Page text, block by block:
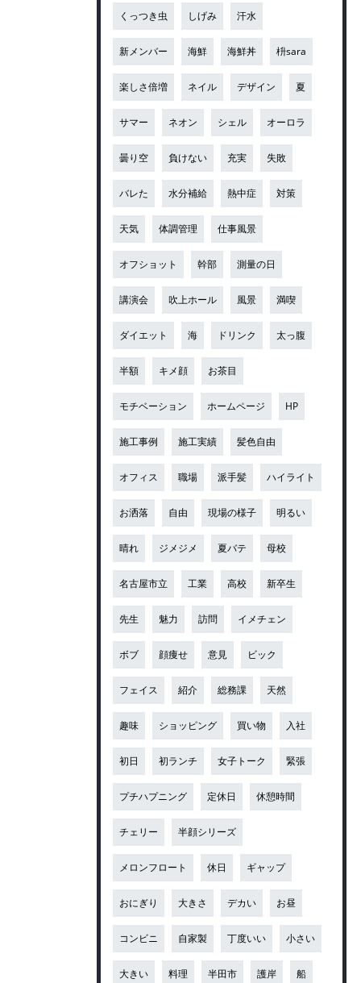
くっつき虫 しげみ 汗水
新メンバー 海鮮 海鮮丼 枡sara
楽しさ倍増 ネイル デザイン 夏
サマー ネオン シェル オーロラ
曇り空 負けない 充実 失敗
バレた 水分補給 熱中症 対策
天気 体調管理 仕事風景
オフショット 幹部 測量の日
講演会 吹上ホール 風景 満喫
ダイエット 海 ドリンク 太っ腹
半額 キメ顔 お茶目
モチベーション ホームページ HP
施工事例 施工実績 髪色自由
オフィス 職場 派手髪 ハイライト
お洒落 自由 現場の様子 明るい
晴れ ジメジメ 夏バテ 母校
名古屋市立 工業 高校 新卒生
先生 魅力 訪問 イメチェン
ボブ 顔痩せ 意見 ビック
フェイス 紹介 総務課 天然
趣味 ショッピング 買い物 入社
初日 初ランチ 女子トーク 緊張
プチハプニング 定休日 休憩時間
チェリー 半顔シリーズ
メロンフロート 休日 ギャップ
おにぎり 大きさ デカい お昼
コンビニ 自家製 丁度いい 小さい
大きい 料理 半田市 護岸 船